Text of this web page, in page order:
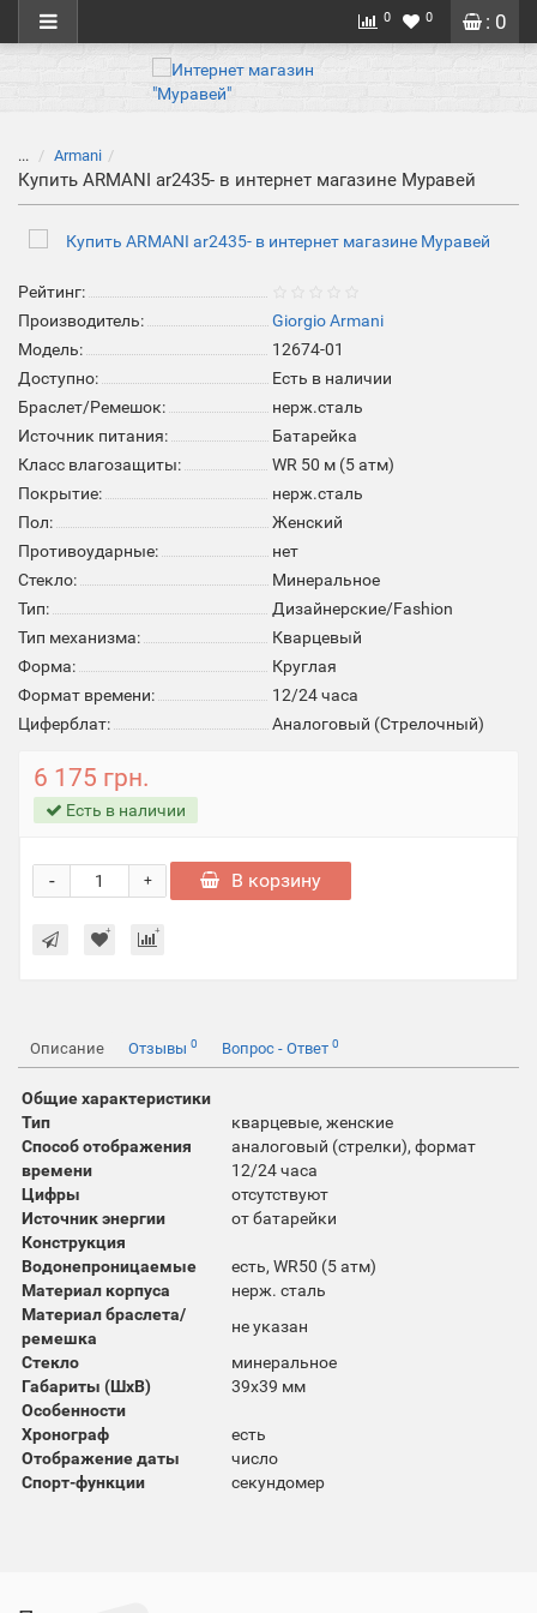
: 0
0 0
... Armani
Купить ARMANI ar2435- в интернет магазине Муравей
Рейтинг:
Производитель:
Giorgio Armani
Модель:
12674-01
Доступно:
Есть в наличии
Браслет/Ремешок:
нерж.сталь
Источник питания:
Батарейка
Класс влагозащиты:
WR 50 м (5 атм)
Покрытие:
нерж.сталь
Пол:
Женский
Противоударные:
нет
Стекло:
Минеральное
Тип:
Дизайнерские/Fashion
Тип механизма:
Кварцевый
Форма:
Круглая
Формат времени:
12/24 часа
Циферблат:
Аналоговый (Стрелочный)
6 175 грн.
Есть в наличии
+
- В корзину
Описание Отзывы 0 Вопрос - Ответ 0
Общие характеристики
Тип
кварцевые, женские
Способ отображения
времени
аналоговый (стрелки), формат
12/24 часа
Цифры
отсутствуют
Источник энергии
от батарейки
Конструкция
Водонепроницаемые
есть, WR50 (5 атм)
Материал корпуса
нерж. сталь
Материал браслета/
ремешка
не указан
Стекло
минеральное
Габариты (ШхВ)
39x39 мм
Особенности
Хронограф
есть
Отображение даты
число
Спорт-функции
секундомер